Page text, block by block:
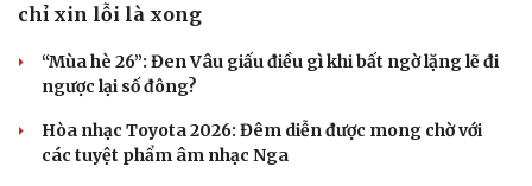
chỉ xin lỗi là xong
“Mùa hè 26”: Đen Vâu giấu điều gì khi bất ngờ lặng lẽ đi
ngược lại số đông?
Hòa nhạc Toyota 2026: Đêm diễn được mong chờ với
các tuyệt phẩm âm nhạc Nga